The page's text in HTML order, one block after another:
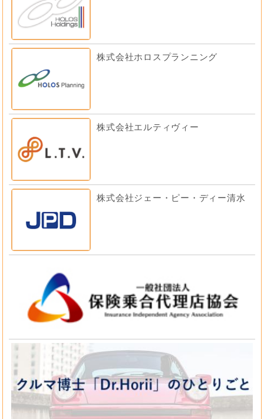
株式会社ホロスプランニング
株式会社エルティヴィー
株式会社ジェー・ピー・ディー清水